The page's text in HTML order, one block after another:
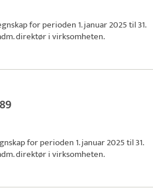
for perioden 1. januar 2025 til 31.
direktør i virksomheten.
for perioden 1. januar 2025 til 31.
direktør i virksomheten.